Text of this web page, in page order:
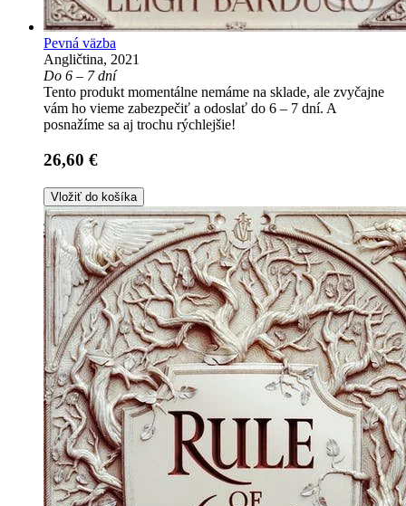
Pevná väzba
Angličtina, 2021
Do 6 – 7 dní
Tento produkt momentálne nemáme na sklade, ale zvyčajne
vám ho vieme zabezpečiť a odoslať do 6 – 7 dní. A
posnažíme sa aj trochu rýchlejšie!
26,60 €
Vložiť do košíka